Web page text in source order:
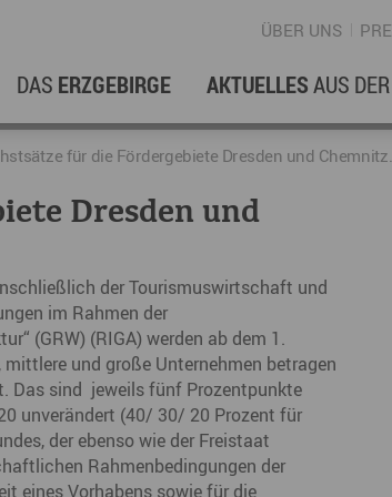
ÜBER UNS
DAS ERZGEBIRGE
im Erzgebirge
im Erzgebirge
AKTUELLESAUS
für die Fördergebiete Dresden und Chemnitz...
Dresden und
der Tourismuswirtschaft und
im Rahmen der
(GRW) (RIGA) werden ab dem 1.
und große Unternehmen betragen
Das sind jeweils fünf Prozentpunkte
unverändert (40/ 30/ 20 Prozent für
der ebenso wie der Freistaat
Rahmenbedingungen der
eines Vorhabens sowie für die